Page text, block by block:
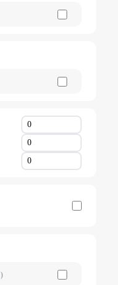
)